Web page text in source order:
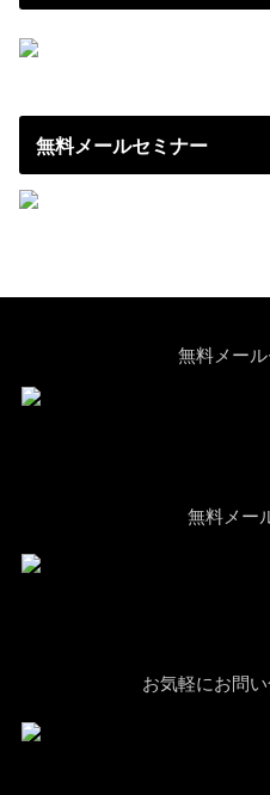
無料メールセミナー
無料メール
無料メー
お気軽にお問